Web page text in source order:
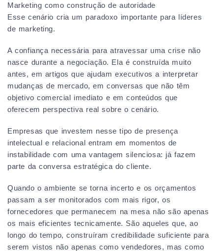
Marketing como construção de autoridade
Esse cenário cria um paradoxo importante para líderes
de marketing.
A confiança necessária para atravessar uma crise não
nasce durante a negociação. Ela é construída muito
antes, em artigos que ajudam executivos a interpretar
mudanças de mercado, em conversas que não têm
objetivo comercial imediato e em conteúdos que
oferecem perspectiva real sobre o cenário.
Empresas que investem nesse tipo de presença
intelectual e relacional entram em momentos de
instabilidade com uma vantagem silenciosa: já fazem
parte da conversa estratégica do cliente.
Quando o ambiente se torna incerto e os orçamentos
passam a ser monitorados com mais rigor, os
fornecedores que permanecem na mesa não são apenas
os mais eficientes tecnicamente. São aqueles que, ao
longo do tempo, construíram credibilidade suficiente para
serem vistos não apenas como vendedores, mas como